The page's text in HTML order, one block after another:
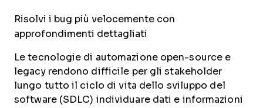
Risolvi i bug più velocemente con
approfondimenti dettagliati
Le tecnologie di automazione open-source e
legacy rendono difficile per gli stakeholder
lungo tutto il ciclo di vita dello sviluppo del
software (SDLC) individuare dati e informazioni